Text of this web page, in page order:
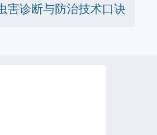
害诊断与防治技术口诀